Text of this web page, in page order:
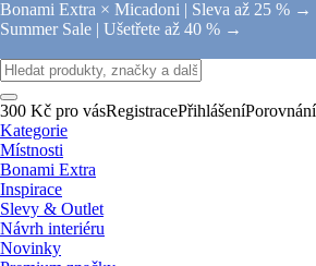
Bonami Extra × Micadoni | Sleva až 25 % →
Summer Sale | Ušetřete až 40 % →
300 Kč pro vásRegistracePřihlášeníPorovnání
Kategorie
Místnosti
Bonami Extra
Inspirace
Slevy & Outlet
Návrh interiéru
Novinky